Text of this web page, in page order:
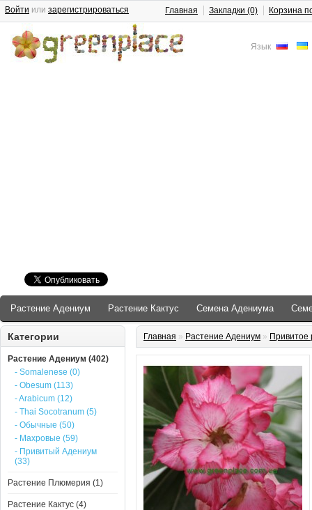
Язык
Войти или зарегистрироваться Главная Закладки (0) Корзина
Растение Адениум Растение Кактус Семена Адениума
Категории
Растение Адениум (402)
- Somalenese (0)
- Obesum (113)
- Arabicum (12)
- Thai Socotranum (5)
- Обычные (50)
- Махровые (59)
- Привитый Адениум
(33)
Растение Плюмерия (1)
Растение Кактус (4)
Главная » Растение Адениум » Привитое